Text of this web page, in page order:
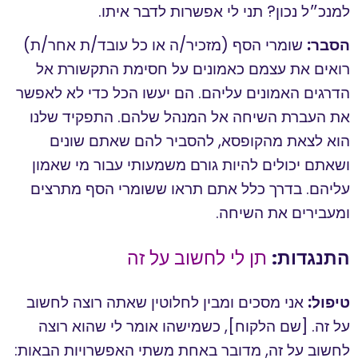
למנכ״ל נכון? תני לי אפשרות לדבר איתו.
הסבר: שומרי הסף (מזכיר/ה או כל עובד/ת אחר/ת)
רואים את עצמם כאמונים על חסימת התקשורת אל
הדרגים האמונים עליהם. הם יעשו הכל כדי לא לאפשר
את העברת השיחה אל המנהל שלהם. התפקיד שלנו
הוא לצאת מהקופסא, להסביר להם שאתם שונים
ושאתם יכולים להיות גורם משמעותי עבור מי שאמון
עליהם. בדרך כלל אתם תראו ששומרי הסף מתרצים
ומעבירים את השיחה.
התנגדות: תן לי לחשוב על זה
טיפול: אני מסכים ומבין לחלוטין שאתה רוצה לחשוב
על זה. [שם הלקוח], כשמישהו אומר לי שהוא רוצה
לחשוב על זה, מדובר באחת משתי האפשרויות הבאות: